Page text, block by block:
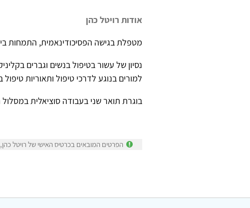
אודות רויטל כהן
מטפלת בגישה הפסיכודינאמית, התמחות
נסיון של עשור בטיפול בנשים וגברים
למורים בנוגע לדרכי טיפול ותאוריות טיפול
בוגרת תואר שני בעבודה סוציאלית
הפרטים המובאים בכרטיס האישי של רויטל